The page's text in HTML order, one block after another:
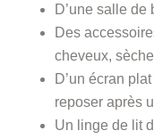
D’une salle
Des
cheveux,
D’un écran
reposer après
Un linge de lit